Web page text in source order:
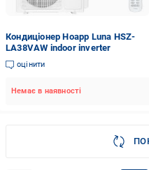
Кондиціонер Hoapp Luna HSZ-
LA38VAW indoor inverter
оцінити
Немає в наявності